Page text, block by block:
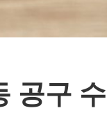
공구